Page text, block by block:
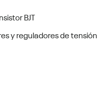
BJT
y reguladores de tensión